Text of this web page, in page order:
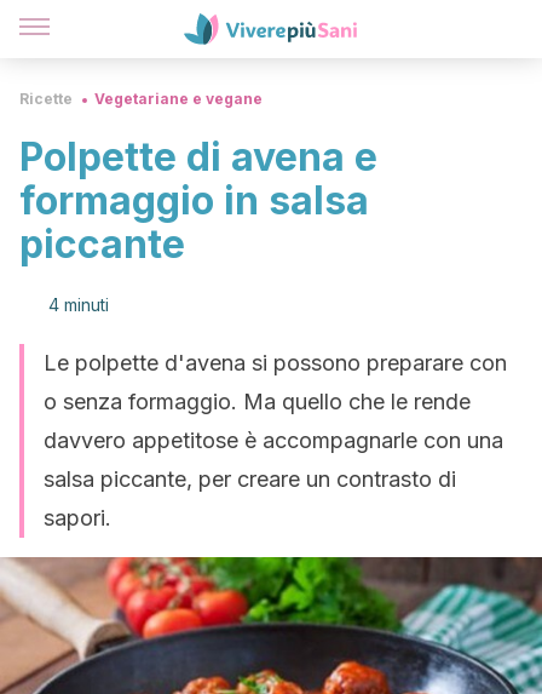
Ricette Vegetariane e vegane
Polpette di avena e
formaggio in salsa
piccante
4 minuti
Le polpette d'avena si possono preparare con
o senza formaggio. Ma quello che le rende
davvero appetitose è accompagnarle con una
salsa piccante, per creare un contrasto di
sapori.